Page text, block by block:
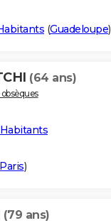
(Guadeloupe)
(64 ans)
Paris)
(79 ans)